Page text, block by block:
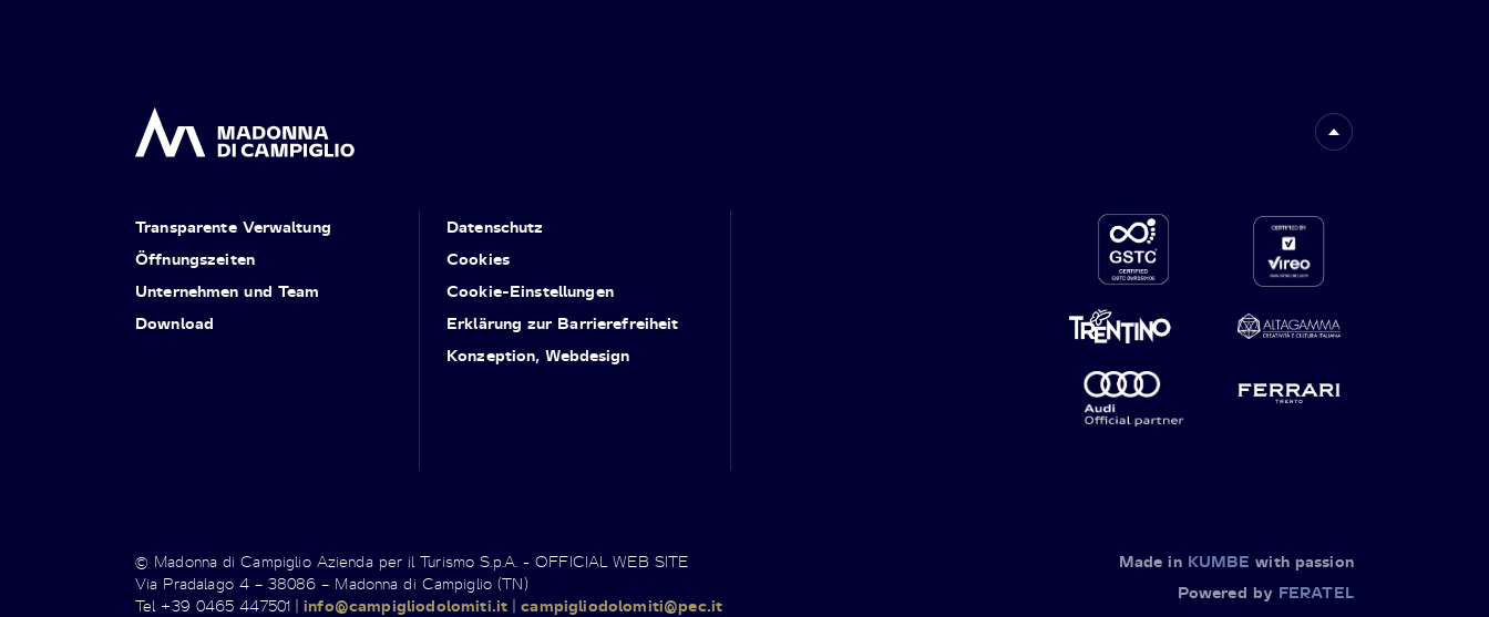
Transparente Verwaltung
Öffnungszeiten
Unternehmen und Team
Download
Datenschutz
Cookies
Cookie-Einstellungen
Erklärung zur Barrierefreiheit
Konzeption, Webdesign
© Madonna di Campiglio Azienda per il Turismo S.p.A. - OFFICIAL WEB SITE
Via Pradalago 4 – 38086 – Madonna di Campiglio (TN)
Tel +39 0465 447501 |info@campigliodolomiti.it |campigliodolomiti@pec.it
Made in KUMBE with passion
Powered by FERATEL